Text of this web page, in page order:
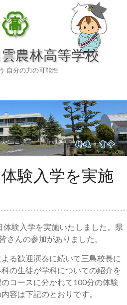
農林高等学校
自分の力の可能性
験入学を実施
験入学を実施いたしました。県
さんの参加がありました。
る歓迎演奏に続いて三島校長に
の生徒が学科についての紹介を
コースに分かれて100分の体験
容は下記のとおりです。